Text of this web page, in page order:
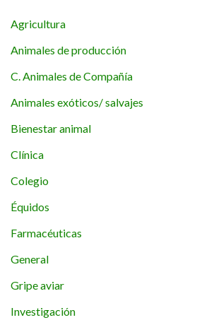
Agricultura
Animales de producción
C. Animales de Compañía
Animales exóticos/ salvajes
Bienestar animal
Clínica
Colegio
Équidos
Farmacéuticas
General
Gripe aviar
Investigación